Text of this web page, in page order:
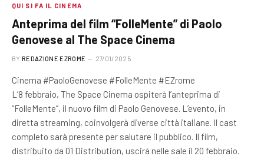
QUI SI FA IL CINEMA
Anteprima del film “FolleMente” di Paolo
Genovese al The Space Cinema
BY REDAZIONE EZROME 27/01/2025
Cinema #PaoloGenovese #FolleMente #EZrome
L’8 febbraio, The Space Cinema ospiterà l’anteprima di
“FolleMente”, il nuovo film di Paolo Genovese. L’evento, in
diretta streaming, coinvolgerà diverse città italiane. Il cast
completo sarà presente per salutare il pubblico. Il film,
distribuito da 01 Distribution, uscirà nelle sale il 20 febbraio.